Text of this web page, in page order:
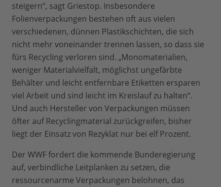
steigern“, sagt Griestop. Insbesondere
Folienverpackungen bestehen oft aus vielen
verschiedenen, dünnen Plastikschichten, die sich
nicht mehr voneinander trennen lassen, so dass sie
fürs Recycling verloren sind. „Monomaterialien,
weniger Materialvielfalt, möglichst ungefärbte
Behälter und leicht entfernbare Etiketten ersparen
viel Arbeit und sind leicht im Kreislauf zu halten“.
Und auch Hersteller von Verpackungen müssen
öfter auf Recyclingmaterial zurückgreifen, bisher
liegt der Einsatz von Rezyklat nur bei elf Prozent.
Der WWF fordert die kommende Bunderegierung
auf, verbindliche Leitplanken zu setzen, die
ressourcenarme Verpackungen belohnen, das